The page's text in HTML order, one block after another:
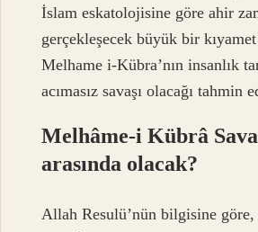
İslam eskatolojisine göre ahir
gerçekleşecek büyük bir kıyamet
Melhame i-Kübra’nın insanlık
acımasız savaşı olacağı tahmin
Melhâme-i Kübrâ
arasında olacak?
Allah Resulü’nün bilgisine göre,